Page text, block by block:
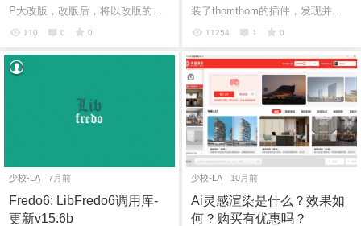
P大改版，改版后，将以改版的为
准。欢迎大家购买少校的VIP服
110 0 0
装了thomthom的插件，发现并不
能使用而是弹出了一个TT_Lib NO
示），这个其...
11254 1 0
少校-LA 7月前
Fredo6: LibFredo6调用库-
更新v15.6b
少校-LA 10月前
Ai灵感渲染是什么？效果如
何？购买有优惠吗？